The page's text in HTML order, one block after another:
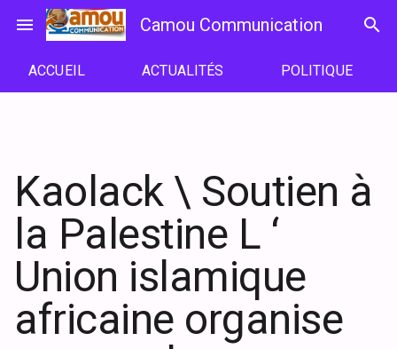
menu Camou Communication search
ACCUEIL ACTUALITÉS POLITIQUE
Kaolack \ Soutien à
la Palestine L ‘
Union islamique
africaine organise